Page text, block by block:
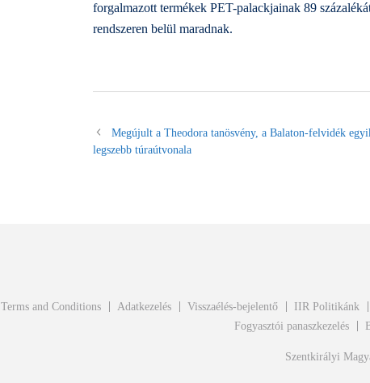
forgalmazott termékek PET-palackjainak 89
rendszeren belül maradnak.
Megújult a Theodora tanösvény, a Balaton-felvidék
legszebb túraútvonala
Terms and Conditions Adatkezelés Visszaélés-bejelentő IIR Politikánk
Fogyasztói panaszkezelés
Szentkirályi